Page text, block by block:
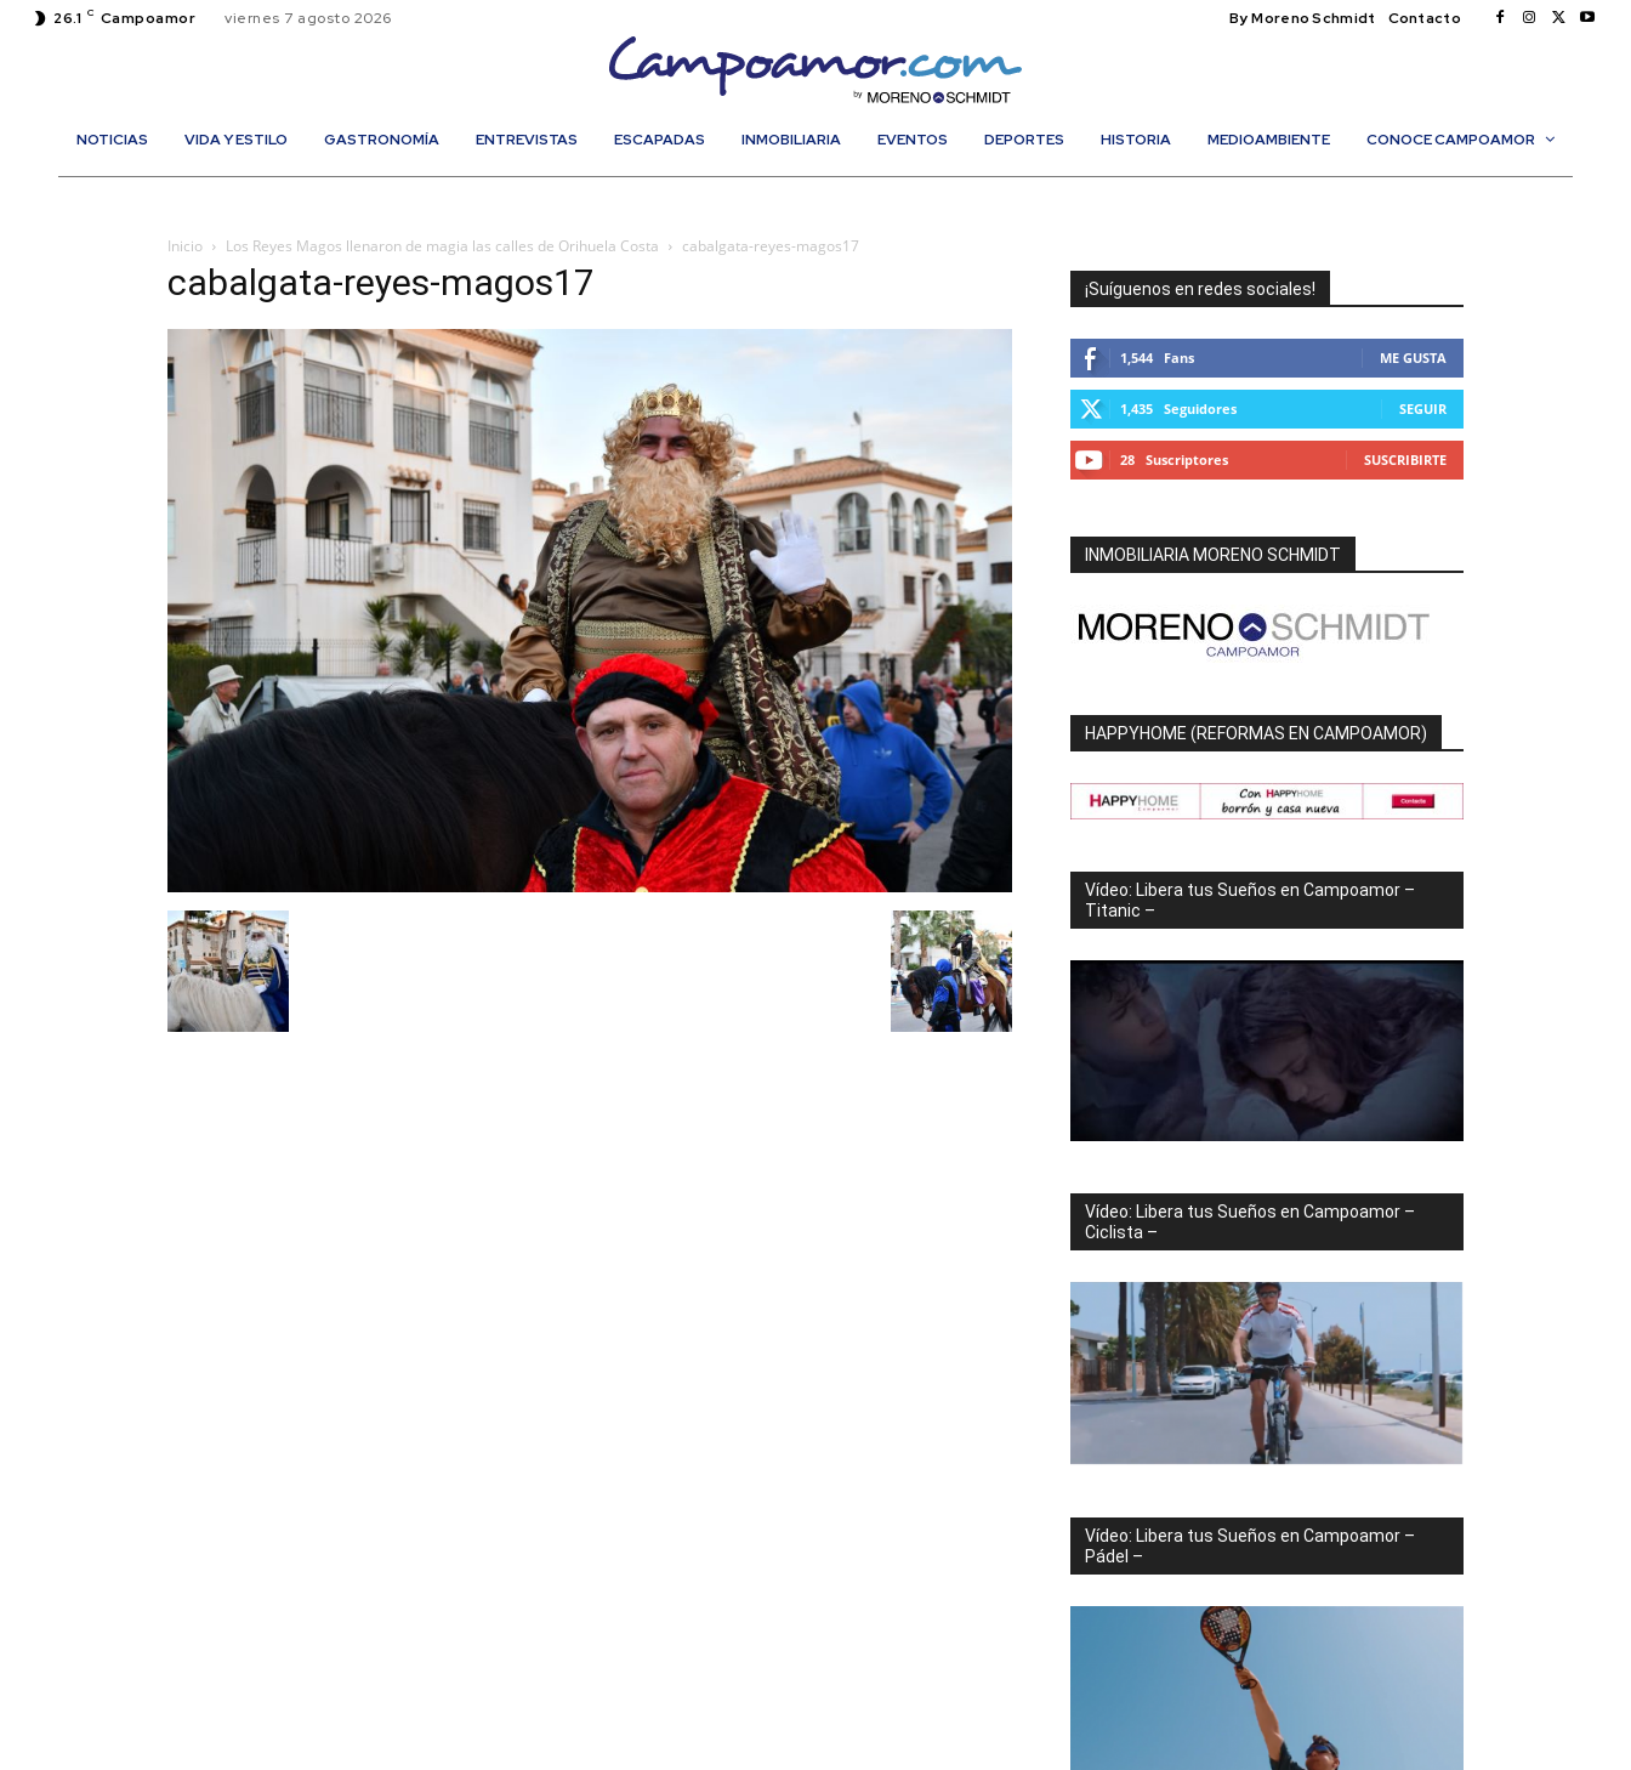
26.1 C Campoamor viernes 7 agosto 2026 By Moreno Schmidt Contacto
NOTICIAS VIDA Y ESTILO GASTRONOMÍA ENTREVISTAS ESCAPADAS INMOBILIARIA EVENTOS DEPORTES HISTORIA MEDIOAMBIENTE CONOCE CAMPOAMOR
Inicio Los Reyes Magos llenaron de magia las calles de Orihuela Costa cabalgata-reyes-magos17
cabalgata-reyes-magos17 ¡Suíguenos en redes sociales!
1,544 Fans ME GUSTA
1,435 Seguidores SEGUIR
28 Suscriptores SUSCRIBIRTE
INMOBILIARIA MORENO SCHMIDT
HAPPYHOME (REFORMAS EN CAMPOAMOR)
Vídeo: Libera tus Sueños en Campoamor –
Titanic –
Vídeo: Libera tus Sueños en Campoamor –
Ciclista –
Vídeo: Libera tus Sueños en Campoamor –
Pádel –